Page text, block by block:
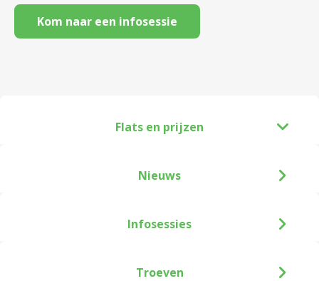
Kom naar een infosessie
Flats en prijzen
Nieuws
Infosessies
Troeven